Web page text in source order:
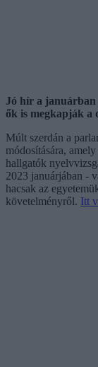
Jó hír a januárban
ők is megkapják a
Múlt szerdán a
módosítására,
hallgatók
2023 januárjában -
hacsak az
követelményről. Itt